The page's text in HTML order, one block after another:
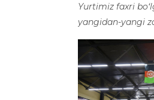
Yurtimiz faxri
yangidan-yangi